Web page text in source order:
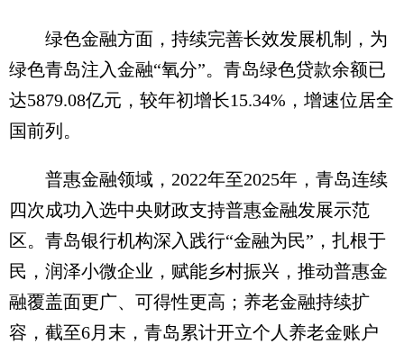
绿色金融方面，持续完善长效发展机制，为
绿色青岛注入金融“氧分”。青岛绿色贷款余额已
达5879.08亿元，较年初增长15.34%，增速位居全
国前列。
普惠金融领域，2022年至2025年，青岛连续
四次成功入选中央财政支持普惠金融发展示范
区。青岛银行机构深入践行“金融为民”，扎根于
民，润泽小微企业，赋能乡村振兴，推动普惠金
融覆盖面更广、可得性更高；养老金融持续扩
容，截至6月末，青岛累计开立个人养老金账户